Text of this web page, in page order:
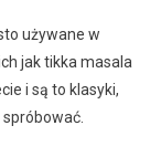
używane w
jak tikka masala
i są to klasyki,